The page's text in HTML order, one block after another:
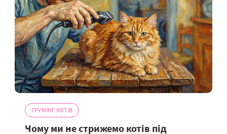
ГРУМІНГ КОТІВ
Чому ми не стрижемо котів під